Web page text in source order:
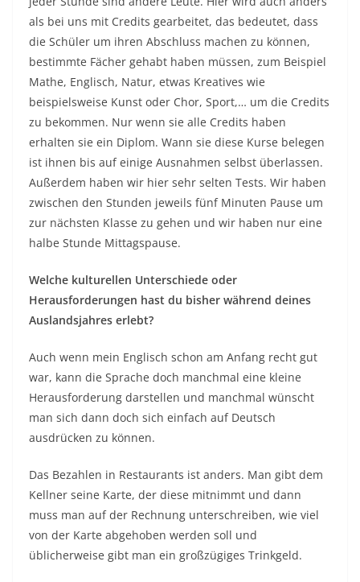
als bei uns mit Credits gearbeitet, das bedeutet, dass
die Schüler um ihren Abschluss machen zu können,
bestimmte Fächer gehabt haben müssen, zum Beispiel
Mathe, Englisch, Natur, etwas Kreatives wie
beispielsweise Kunst oder Chor, Sport,… um die Credits
zu bekommen. Nur wenn sie alle Credits haben
erhalten sie ein Diplom. Wann sie diese Kurse belegen
ist ihnen bis auf einige Ausnahmen selbst überlassen.
Außerdem haben wir hier sehr selten Tests. Wir haben
zwischen den Stunden jeweils fünf Minuten Pause um
zur nächsten Klasse zu gehen und wir haben nur eine
halbe Stunde Mittagspause.
Welche kulturellen Unterschiede oder
Herausforderungen hast du bisher während deines
Auslandsjahres erlebt?
Auch wenn mein Englisch schon am Anfang recht gut
war, kann die Sprache doch manchmal eine kleine
Herausforderung darstellen und manchmal wünscht
man sich dann doch sich einfach auf Deutsch
ausdrücken zu können.
Das Bezahlen in Restaurants ist anders. Man gibt dem
Kellner seine Karte, der diese mitnimmt und dann
muss man auf der Rechnung unterschreiben, wie viel
von der Karte abgehoben werden soll und
üblicherweise gibt man ein großzügiges Trinkgeld.